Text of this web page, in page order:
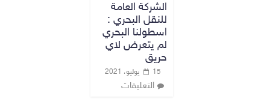
الشركة العامة
للنقل البحري :
اسطولنا البحري
لم يتعرض لاي
حريق
15 يوليو، 2021
التعليقات